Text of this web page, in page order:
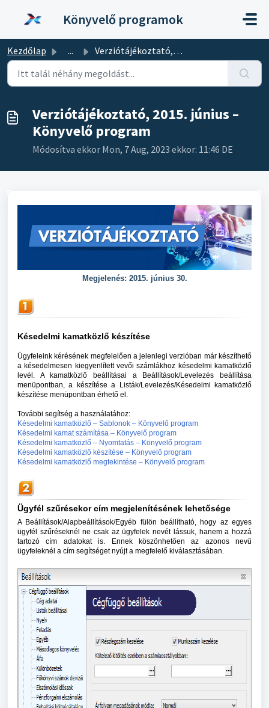
Könyvelő programok
Kezdőlap ... Verziótájékoztató, 2015. június – Könyvelő program
Verziótájékoztató, 2015. június –
Könyvelő program
Módosítva ekkor Mon, 7 Aug, 2023 ekkor: 11:46 DE
Megjelenés: 2015. június 30.
Késedelmi kamatközlő készítése
Ügyfeleink kérésének megfelelően a jelenlegi verzióban már készíthető
a késedelmesen kiegyenlített vevői számlákhoz késedelmi kamatközlő
levél. A kamatközlő beállításai a Beállítások/Levelezés beállítása
menüpontban, a készítése a Listák/Levelezés/Késedelmi kamatközlő
készítése menüpontban érhető el.
További segítség a használatához:
Késedelmi kamatközlő – Sablonok – Könyvelő program
Késedelmi kamat számítása – Könyvelő program
Késedelmi kamatközlő – Nyomtatás – Könyvelő program
Késedelmi kamatközlő készítése – Könyvelő program
Késedelmi kamatközlő megtekintése – Könyvelő program
Ügyfél szűrésekor cím megjelenítésének lehetősége
A Beállítások/Alapbeállítások/Egyéb fülön beállítható, hogy az egyes
ügyfél szűréseknél ne csak az ügyfelek nevét lássuk, hanem a hozzá
tartozó cím adatokat is. Ennek köszönhetően az azonos nevű
ügyfeleknél a cím segítséget nyújt a megfelelő kiválasztásában.